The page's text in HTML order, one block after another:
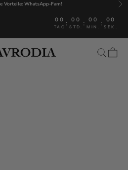
Vorteile: WhatsApp-Fam! Vor
00
TAG : 00
STD. : 00
MIN. : 00
SEK.
Suchen